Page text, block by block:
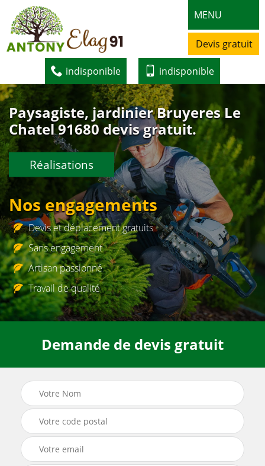
MENU
Devis gratuit
indisponible indisponible
Paysagiste, jardinier Bruyeres Le
Chatel 91680 devis gratuit.
Réalisations
Nos engagements
Devis et déplacement gratuits
Sans engagement
Artisan passionné
Travail de qualité
Demande de devis gratuit